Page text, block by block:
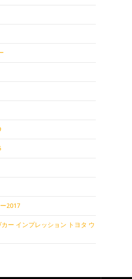
2017
ー インプレッション トヨタ ウ